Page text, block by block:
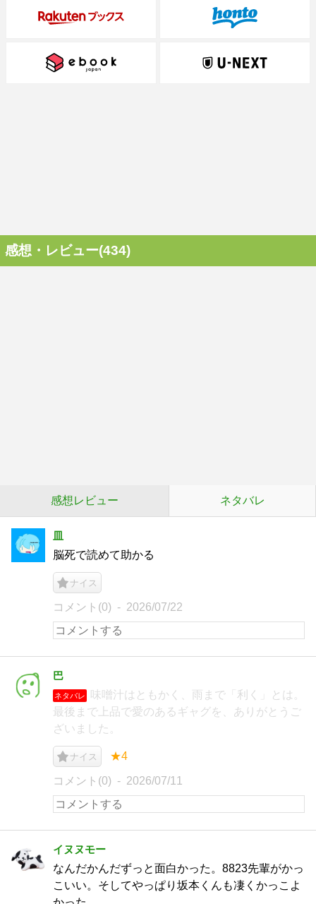
感想・レビュー(434)
感想レビュー ネタバレ
皿
脳死で読めて助かる
ナイス
コメント(0) 2026/07/22
巴
ネタバレ
味噌汁はともかく、雨まで「利く」とは。
最後まで上品で愛のあるギャグを、ありがとうご
ざいました。
ナイス ★4
コメント(0) 2026/07/11
イヌヌモー
なんだかんだずっと面白かった。8823先輩がかっ
こいい。そしてやっぱり坂本くんも凄くかっこよ